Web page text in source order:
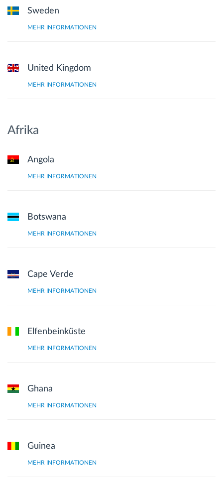
Sweden
MEHR INFORMATIONEN
United Kingdom
MEHR INFORMATIONEN
Afrika
Angola
MEHR INFORMATIONEN
Botswana
MEHR INFORMATIONEN
Cape Verde
MEHR INFORMATIONEN
Elfenbeinküste
MEHR INFORMATIONEN
Ghana
MEHR INFORMATIONEN
Guinea
MEHR INFORMATIONEN